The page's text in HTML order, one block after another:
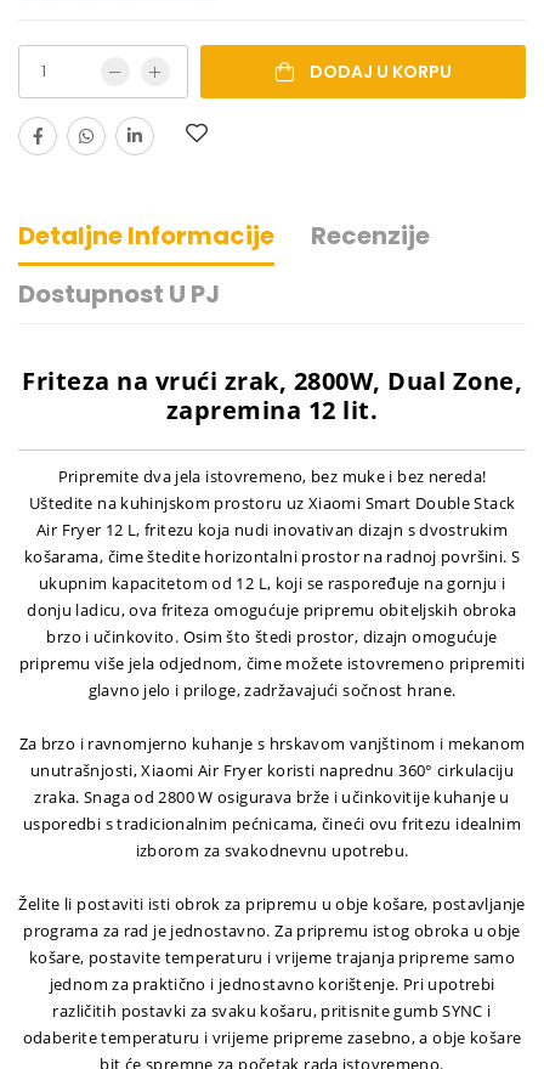
DODAJ U KORPU
Detaljne Informacije
Recenzije
Dostupnost U PJ
Friteza na vrući zrak, 2800W, Dual Zone,
zapremina 12 lit.
Pripremite dva jela istovremeno, bez muke i bez nereda!
Uštedite na kuhinjskom prostoru uz Xiaomi Smart Double Stack
Air Fryer 12 L, fritezu koja nudi inovativan dizajn s dvostrukim
košarama, čime štedite horizontalni prostor na radnoj površini. S
ukupnim kapacitetom od 12 L, koji se raspoređuje na gornju i
donju ladicu, ova friteza omogućuje pripremu obiteljskih obroka
brzo i učinkovito. Osim što štedi prostor, dizajn omogućuje
pripremu više jela odjednom, čime možete istovremeno pripremiti
glavno jelo i priloge, zadržavajući sočnost hrane.
Za brzo i ravnomjerno kuhanje s hrskavom vanjštinom i mekanom
unutrašnjosti, Xiaomi Air Fryer koristi naprednu 360° cirkulaciju
zraka. Snaga od 2800 W osigurava brže i učinkovitije kuhanje u
usporedbi s tradicionalnim pećnicama, čineći ovu fritezu idealnim
izborom za svakodnevnu upotrebu.
Želite li postaviti isti obrok za pripremu u obje košare, postavljanje
programa za rad je jednostavno. Za pripremu istog obroka u obje
košare, postavite temperaturu i vrijeme trajanja pripreme samo
jednom za praktično i jednostavno korištenje. Pri upotrebi
različitih postavki za svaku košaru, pritisnite gumb SYNC i
odaberite temperaturu i vrijeme pripreme zasebno, a obje košare
bit će spremne za početak rada istovremeno.